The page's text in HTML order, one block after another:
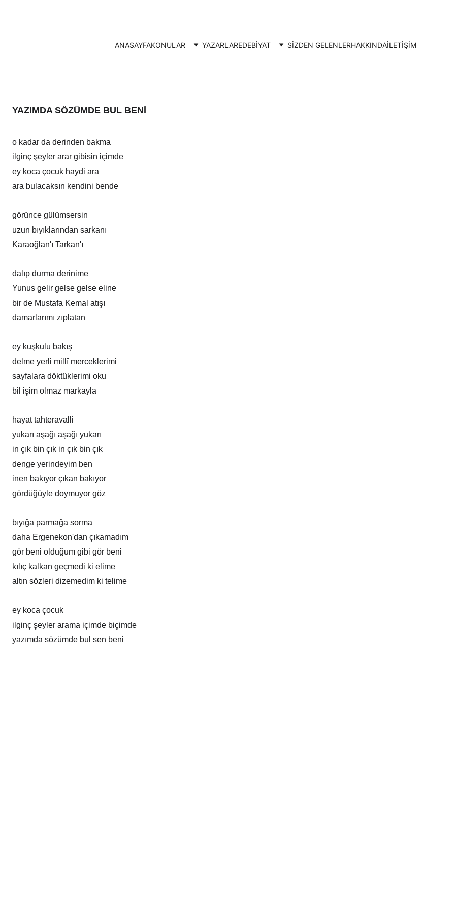
ANASAYFAKONULAR YAZARLAREDEBİYAT SİZDEN GELENLERHAKKINDAİLETIŞIM
YAZIMDA SÖZÜMDE BUL BENİ
o kadar da derinden bakma
ilginç şeyler arar gibisin içimde
ey koca çocuk haydi ara
ara bulacaksın kendini bende
görünce gülümsersin
uzun bıyıklarından sarkanı
Karaoğlan'ı Tarkan'ı
dalıp durma derinime
Yunus gelir gelse gelse eline
bir de Mustafa Kemal atışı
damarlarımı zıplatan
ey kuşkulu bakış
delme yerli millî merceklerimi
sayfalara döktüklerimi oku
bil işim olmaz markayla
hayat tahteravalli
yukarı aşağı aşağı yukarı
in çık bin çık in çık bin çık
denge yerindeyim ben
inen bakıyor çıkan bakıyor
gördüğüyle doymuyor göz
bıyığa parmağa sorma
daha Ergenekon'dan çıkamadım
gör beni olduğum gibi gör beni
kılıç kalkan geçmedi ki elime
altın sözleri dizemedim ki telime
ey koca çocuk
ilginç şeyler arama içimde biçimde
yazımda sözümde bul sen beni